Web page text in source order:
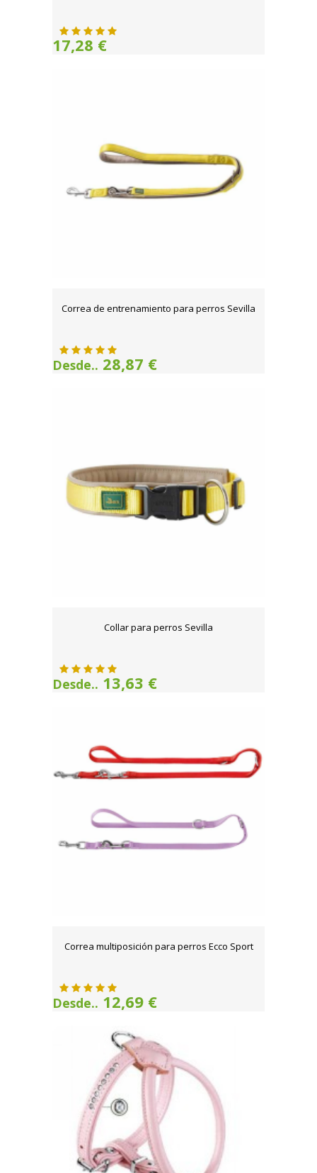
17,28 €
Correa de entrenamiento para perros Sevilla
Desde.. 28,87 €
Collar para perros Sevilla
Desde.. 13,63 €
Correa multiposición para perros Ecco Sport
Desde.. 12,69 €